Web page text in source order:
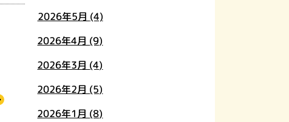
2026年5月 (4)
2026年4月 (9)
2026年3月 (4)
2026年2月 (5)
2026年1月 (8)